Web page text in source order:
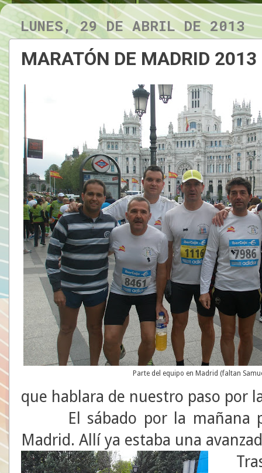
LUNES, 29 DE ABRIL DE 2013
MARATÓN DE MADRID 2013
Parte del equipo en Madrid (faltan
que hablara de nuestro paso por
El sábado por la mañana
Madrid. Allí ya estaba una